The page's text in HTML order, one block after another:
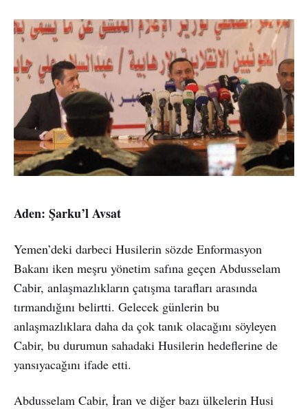
Aden: Şarku’l Avsat
Yemen’deki darbeci Husilerin sözde Enformasyon
Bakanı iken meşru yönetim safına geçen Abdusselam
Cabir, anlaşmazlıkların çatışma tarafları arasında
tırmandığını belirtti. Gelecek günlerin bu
anlaşmazlıklara daha da çok tanık olacağını söyleyen
Cabir, bu durumun sahadaki Husilerin hedeflerine de
yansıyacağını ifade etti.
Abdusselam Cabir, İran ve diğer bazı ülkelerin Husi